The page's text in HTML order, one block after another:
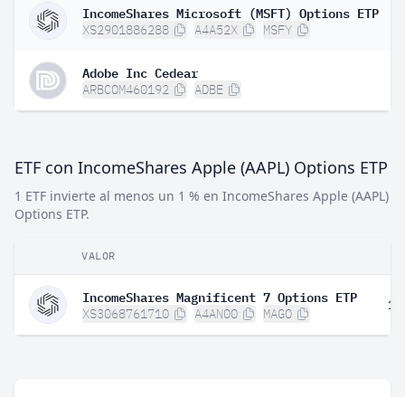
IncomeShares Microsoft (MSFT) Options ETP
XS2901886288 A4A52X MSFY
Adobe Inc Cedear
ARBCOM460192 ADBE
ETF con IncomeShares Apple (AAPL) Options ETP
1 ETF invierte al menos un 1 % en IncomeShares Apple (AAPL)
Options ETP.
VALOR
IncomeShares Magnificent 7 Options ETP
XS3068761710 A4AN00 MAGO